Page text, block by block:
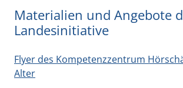
Materialien und Angebote
Landesinitiative
Flyer des Kompetenzzentrum
Alter